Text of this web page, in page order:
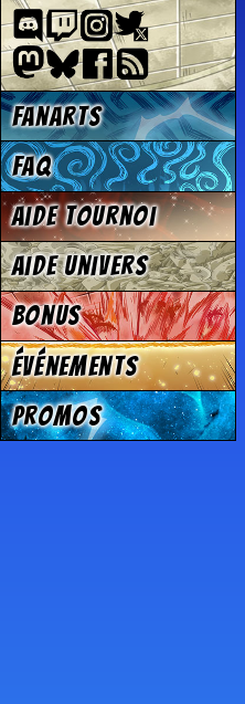
Fanarts
FAQ
Aide tournoi
Aide univers
Bonus
Événements
Promos